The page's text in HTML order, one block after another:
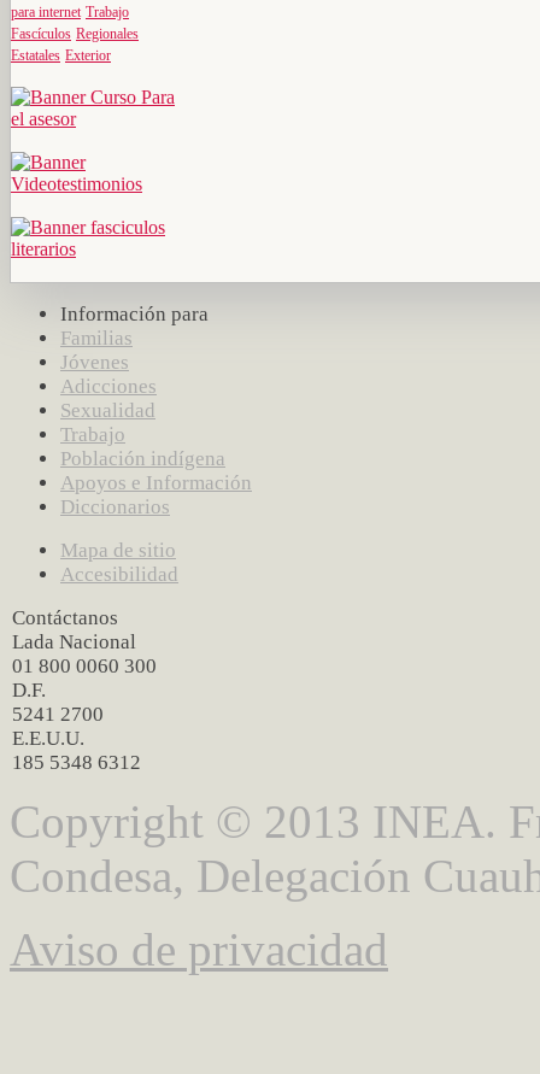
para internet Trabajo
Fascículos Regionales
Estatales Exterior
Información para
Familias
Jóvenes
Adicciones
Sexualidad
Trabajo
Población indígena
Apoyos e Información
Diccionarios
Mapa de sitio
Accesibilidad
Contáctanos
Lada Nacional
01 800 0060 300
D.F.
5241 2700
E.E.U.U.
185 5348 6312
Copyright © 2013 INEA.
Condesa, Delegación
Aviso de privacidad